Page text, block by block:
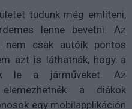
tudunk még említeni,
lenne bevetni. Az
nem csak autóik pontos
azt is láthatnák, hogy a
le a járműveket. Az
a diákok
egy mobilapplikáción